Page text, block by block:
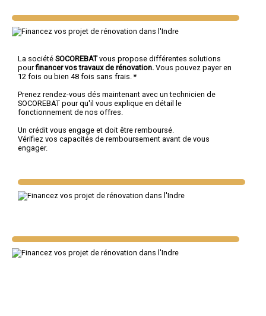
La société SOCOREBATvous propose différentes solutions
pourfinancer vos travaux de rénovation. Vous pouvez payer en
12 fois ou bien 48 fois sans frais. *
Prenez rendez-vous dés maintenant avec un technicien de
SOCOREBAT pour qu'il vous explique en détail le
fonctionnement de nos offres.
Un crédit vous engage et doit être remboursé.
Vérifiez vos capacités de remboursement avant de vous
engager.